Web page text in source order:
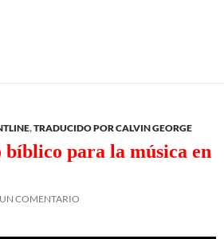
,TRADUCIDO POR CALVIN GEORGE
para la música en
COMENTARIO